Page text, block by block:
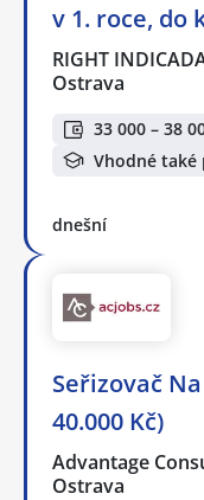
v 1. roce, do
RIGHT
Ostrava
33 000 – 38
Vhodné také
dnešní
Seřizovač
40.000 Kč)
Advantage
Ostrava